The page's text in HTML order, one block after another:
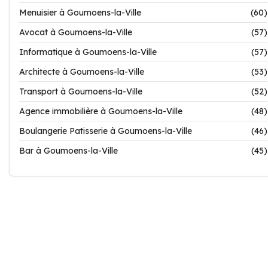
Menuisier à Goumoens-la-Ville
(60)
Avocat à Goumoens-la-Ville
(57)
Informatique à Goumoens-la-Ville
(57)
Architecte à Goumoens-la-Ville
(53)
Transport à Goumoens-la-Ville
(52)
Agence immobilière à Goumoens-la-Ville
(48)
Boulangerie Patisserie à Goumoens-la-Ville
(46)
Bar à Goumoens-la-Ville
(45)